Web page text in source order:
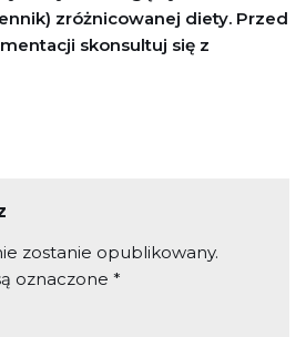
zróżnicowanej diety. Przed
skonsultuj się z
zostanie opublikowany.
oznaczone *